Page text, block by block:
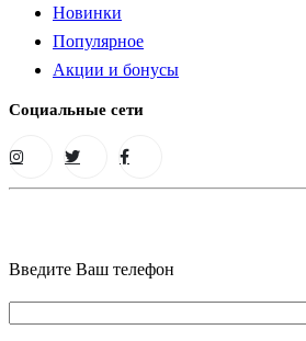
Новинки
Популярное
Акции и бонусы
Социальные сети
Введите Ваш телефон